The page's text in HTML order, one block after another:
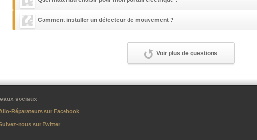
Comment installer un détecteur de mouvement ?
Voir plus de questions
sociaux
Allo-Réparateurs sur Facebook
nous sur Twitter